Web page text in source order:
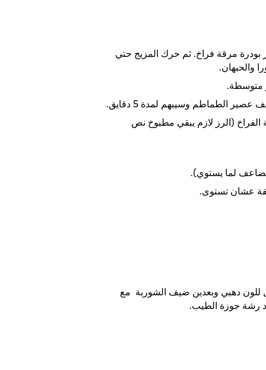
الفراخ بإضافة 2ل مياه و30 غ كنور بودرة مرقة فراخ. ثم حرك المزيج حتي
والحبهان.
متوسطة.
الطماطم وسيبهم لمدة 5 دقايق.
من مرقة الفراخ (الرز لازم يبقي مطبوخ نص
لما يستوي).
دهبي وبعدين ضيف الشوربة مع
رشة جوزة الطيب.